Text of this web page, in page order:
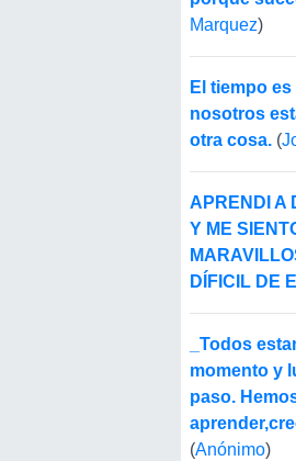
Marquez)
El tiempo
nosotros
otra cosa. (
APRENDI A
Y ME
DÍFICIL DE
_Todos
momento y
paso.
(Anónimo)